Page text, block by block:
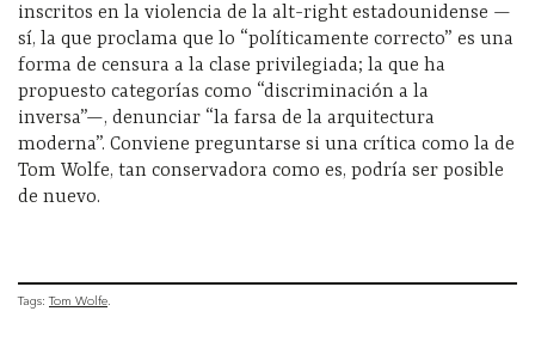
inscritos en la violencia de la alt-right estadounidense —
sí, la que proclama que lo “políticamente correcto” es una
forma de censura a la clase privilegiada; la que ha
propuesto categorías como “discriminación a la
inversa”—, denunciar “la farsa de la arquitectura
moderna”. Conviene preguntarse si una crítica como la de
Tom Wolfe, tan conservadora como es, podría ser posible
de nuevo.
Tags: Tom Wolfe